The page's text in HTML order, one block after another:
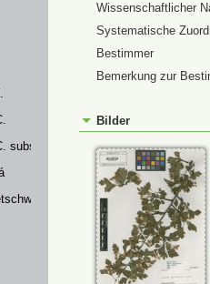
subsp. palmstruchii (Lindm.) Franco
Wissenschaftlicher
Systematische
Bestimmer
Bemerkung zur
Bilder